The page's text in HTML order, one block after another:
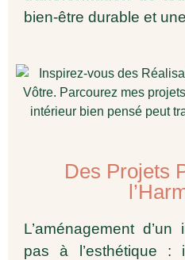
bien-être durable et
Des Projets
L’aménagement
pas à l’esthétique :